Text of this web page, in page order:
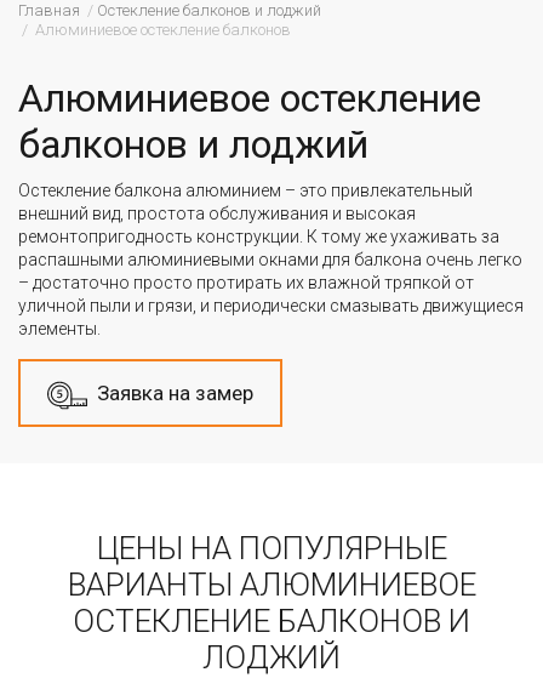
Главная
Остекление балконов и лоджий
Алюминиевое остекление балконов
Алюминиевое остекление
балконов и лоджий
Остекление балкона алюминием – это привлекательный
внешний вид, простота обслуживания и высокая
ремонтопригодность конструкции. К тому же ухаживать за
распашными алюминиевыми окнами для балкона очень легко
– достаточно просто протирать их влажной тряпкой от
уличной пыли и грязи, и периодически смазывать движущиеся
элементы.
Заявка на замер
ЦЕНЫ НА ПОПУЛЯРНЫЕ
ВАРИАНТЫ АЛЮМИНИЕВОЕ
ОСТЕКЛЕНИЕ БАЛКОНОВ И
ЛОДЖИЙ